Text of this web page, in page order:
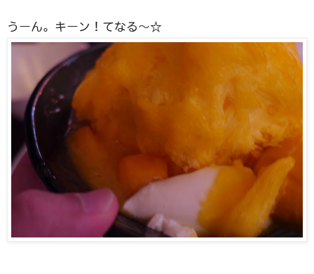
うーん。キーン！てなる〜☆